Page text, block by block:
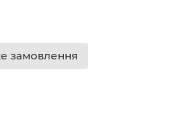
замовлення